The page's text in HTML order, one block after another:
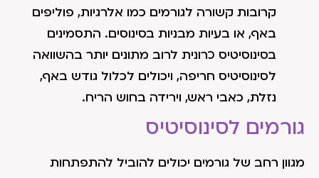
קרובות קשורה לגורמים כמו אלרגיות, פוליפים
באף, או בעיות מבניות בסינוסים. התסמינים
בסינוסיטיס כרונית לרוב מתונים יותר בהשוואה
לסינוסיטיס חריפה, ויכולים לכלול גודש באף,
נזלת, כאבי ראש, וירידה בחוש הריח.
גורמים לסינוסיטיס
מגוון רחב של גורמים יכולים להוביל להתפתחות